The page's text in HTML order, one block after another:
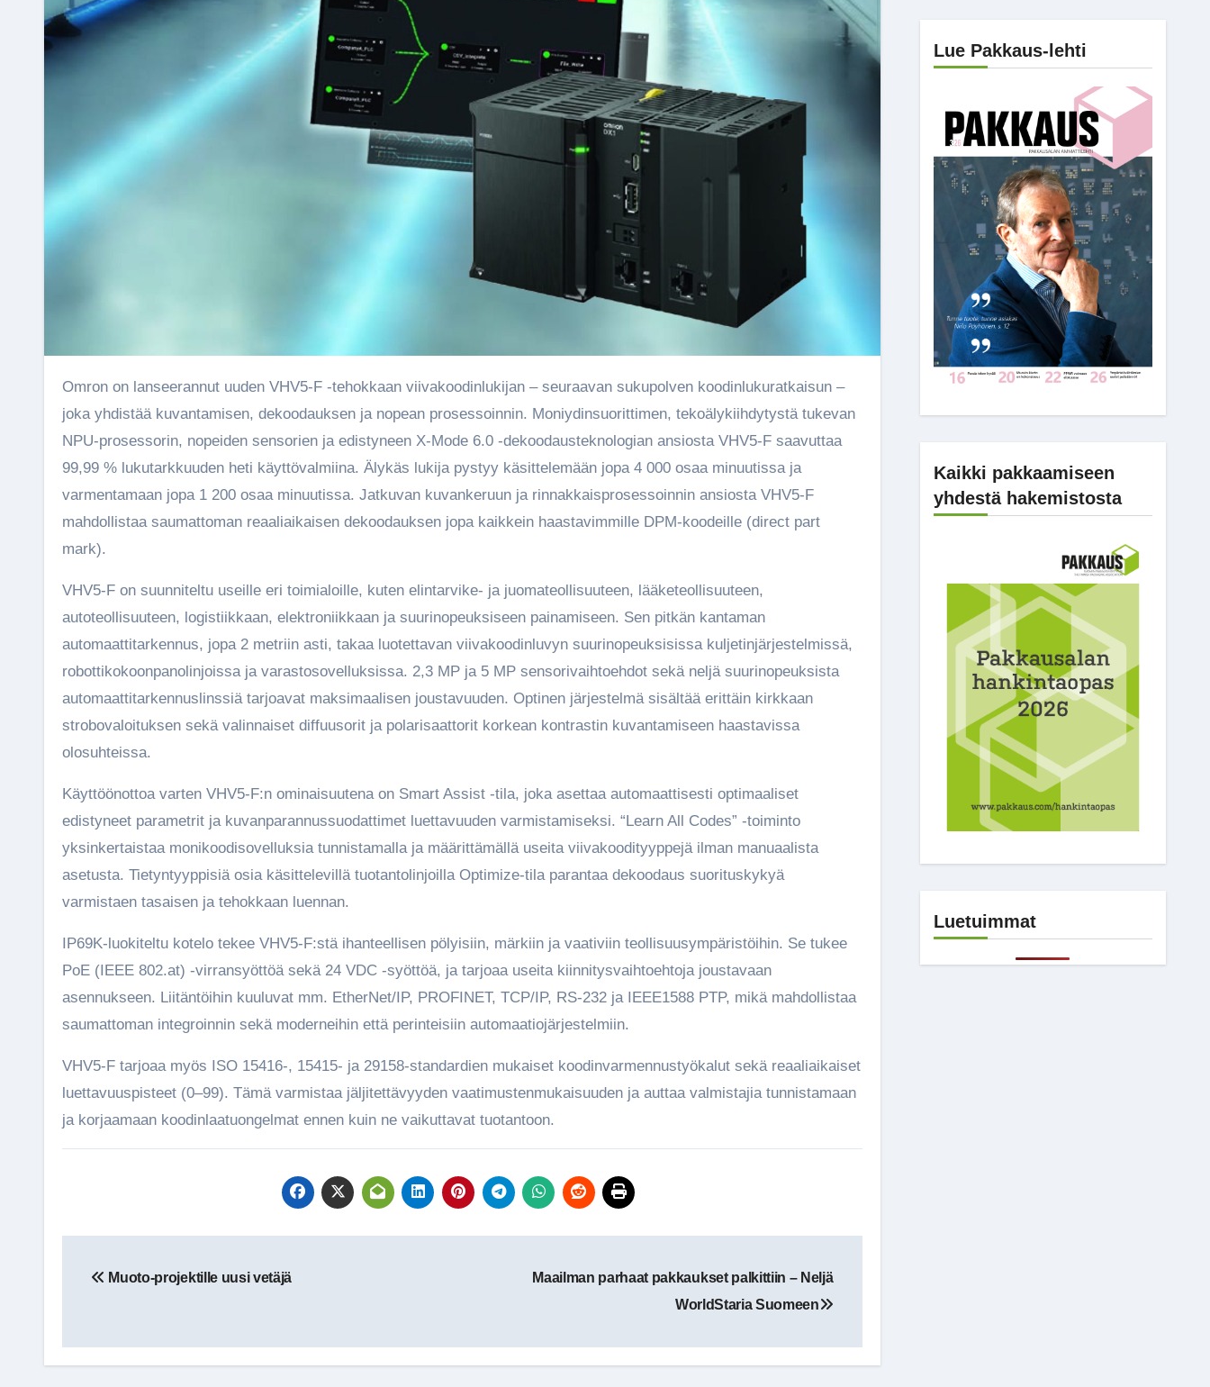
Omron on lanseerannut uuden VHV5-F -tehokkaan viivakoodinlukijan – seuraavan sukupolven koodinlukuratkaisun –
joka yhdistää kuvantamisen, dekoodauksen ja nopean prosessoinnin. Moniydinsuorittimen, tekoälykiihdytystä tukevan
NPU-prosessorin, nopeiden sensorien ja edistyneen X-Mode 6.0 -dekoodausteknologian ansiosta VHV5-F saavuttaa
99,99 % lukutarkkuuden heti käyttövalmiina. Älykäs lukija pystyy käsittelemään jopa 4 000 osaa minuutissa ja
varmentamaan jopa 1 200 osaa minuutissa. Jatkuvan kuvankeruun ja rinnakkaisprosessoinnin ansiosta VHV5-F
mahdollistaa saumattoman reaaliaikaisen dekoodauksen jopa kaikkein haastavimmille DPM-koodeille (direct part
mark).
VHV5-F on suunniteltu useille eri toimialoille, kuten elintarvike- ja juomateollisuuteen, lääketeollisuuteen,
autoteollisuuteen, logistiikkaan, elektroniikkaan ja suurinopeuksiseen painamiseen. Sen pitkän kantaman
automaattitarkennus, jopa 2 metriin asti, takaa luotettavan viivakoodinluvyn suurinopeuksisissa kuljetinjärjestelmissä,
robottikokoonpanolinjoissa ja varastosovelluksissa. 2,3 MP ja 5 MP sensorivaihtoehdot sekä neljä suurinopeuksista
automaattitarkennuslinssiä tarjoavat maksimaalisen joustavuuden. Optinen järjestelmä sisältää erittäin kirkkaan
strobovaloituksen sekä valinnaiset diffuusorit ja polarisaattorit korkean kontrastin kuvantamiseen haastavissa
olosuhteissa.
Käyttöönottoa varten VHV5-F:n ominaisuutena on Smart Assist -tila, joka asettaa automaattisesti optimaaliset
edistyneet parametrit ja kuvanparannussuodattimet luettavuuden varmistamiseksi. “Learn All Codes” -toiminto
yksinkertaistaa monikoodisovelluksia tunnistamalla ja määrittämällä useita viivakoodityyppejä ilman manuaalista
asetusta. Tietyntyyppisiä osia käsittelevillä tuotantolinjoilla Optimize-tila parantaa dekoodaus suorituskykyä
varmistaen tasaisen ja tehokkaan luennan.
IP69K-luokiteltu kotelo tekee VHV5-F:stä ihanteellisen pölyisiin, märkiin ja vaativiin teollisuusympäristöihin. Se tukee
PoE (IEEE 802.at) -virransyöttöä sekä 24 VDC -syöttöä, ja tarjoaa useita kiinnitysvaihtoehtoja joustavaan
asennukseen. Liitäntöihin kuuluvat mm. EtherNet/IP, PROFINET, TCP/IP, RS-232 ja IEEE1588 PTP, mikä mahdollistaa
saumattoman integroinnin sekä moderneihin että perinteisiin automaatiojärjestelmiin.
VHV5-F tarjoaa myös ISO 15416-, 15415- ja 29158-standardien mukaiset koodinvarmennustyökalut sekä reaaliaikaiset
luettavuuspisteet (0–99). Tämä varmistaa jäljitettävyyden vaatimustenmukaisuuden ja auttaa valmistajia tunnistamaan
ja korjaamaan koodinlaatuongelmat ennen kuin ne vaikuttavat tuotantoon.
selaus
Muoto-projektille uusi vetäjä
Maailman parhaat pakkaukset palkittiin – Neljä
WorldStaria Suomeen
Lue Pakkaus-lehti
Kaikki pakkaamiseen
yhdestä hakemistosta
Luetuimmat